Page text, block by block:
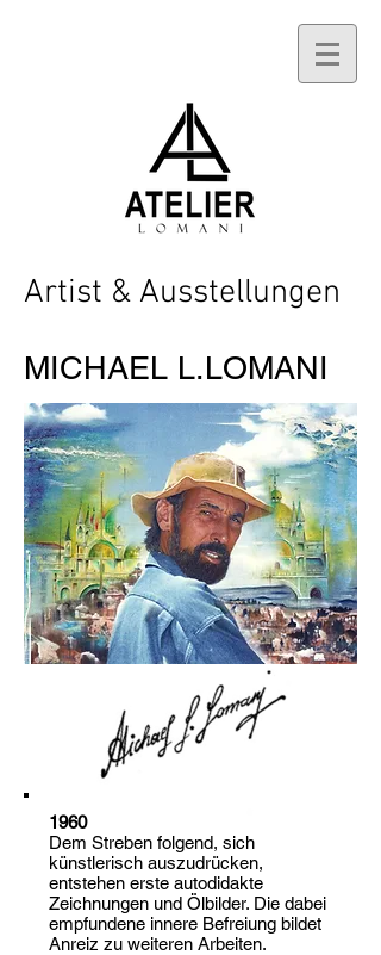
Artist & Ausstellungen
MICHAEL L.LOMANI
1960
Dem Streben folgend, sich
künstlerisch auszudrücken,
entstehen erste autodidakte
Zeichnungen und Ölbilder. Die dabei
empfundene innere Befreiung bildet
Anreiz zu weiteren Arbeiten.